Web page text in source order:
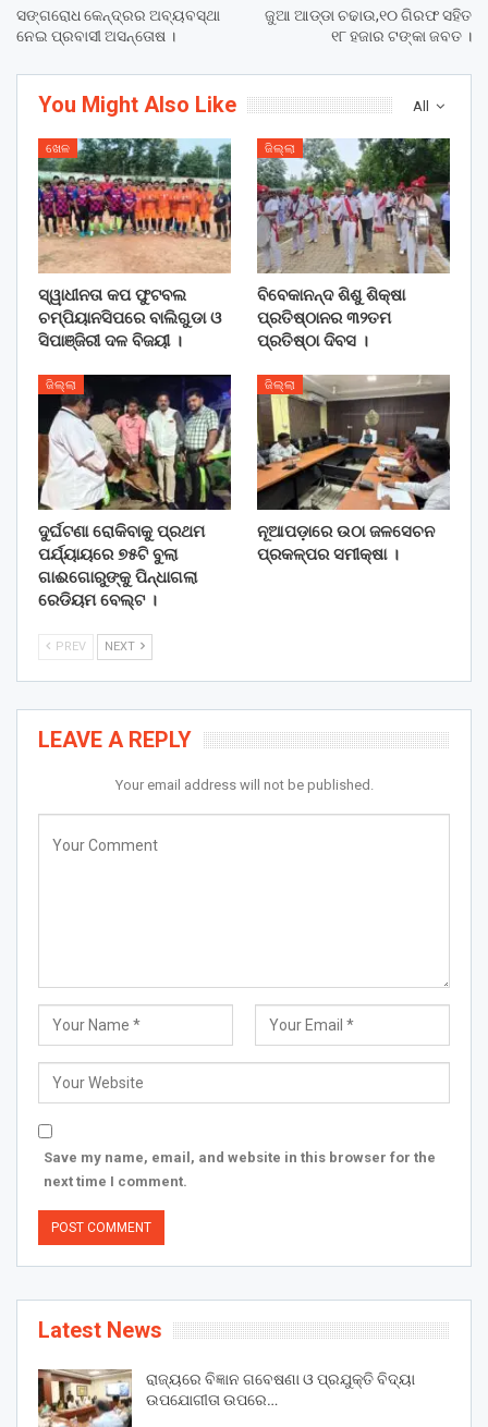
ସଙ୍ଗରୋଧ କେନ୍ଦ୍ରର ଅବ୍ୟବସ୍ଥା
ନେଇ ପ୍ରବାସୀ ଅସନ୍ତୋଷ ।
ଜୁଆ ଆଡ୍ଡା ଚଢାଉ,୧୦ ଗିରଫ ସହିତ
୧୮ ହଜାର ଟଙ୍କା ଜବତ ।
All
You Might Also Like
ଖେଳ
ସ୍ୱାଧୀନତା କପ ଫୁଟବଲ
ଚମ୍ପିୟାନସିପରେ ବାଲିଗୁଡା ଓ
ସିପାଞ୍ଜିରୀ ଦଳ ବିଜୟୀ ।
ଜିଲ୍ଲା
ବିବେକାନନ୍ଦ ଶିଶୁ ଶିକ୍ଷା
ପ୍ରତିଷ୍ଠାନର ୩୨ତମ
ପ୍ରତିଷ୍ଠା ଦିବସ ।
ଜିଲ୍ଲା
ଦୁର୍ଘଟଣା ରୋକିବାକୁ ପ୍ରଥମ
ପର୍ଯ୍ୟାୟରେ ୭୫ଟି ବୁଲା
ଗାଈଗୋରୁଙ୍କୁ ପିନ୍ଧାଗଲା
ରେଡିୟମ ବେଲ୍ଟ ।
ଜିଲ୍ଲା
ନୂଆପଡ଼ାରେ ଉଠା ଜଳସେଚନ
ପ୍ରକଳ୍ପର ସମୀକ୍ଷା ।
PREV NEXT
LEAVE A REPLY
Your email address will not be published.
Save my name, email, and website in this browser for the
next time I comment.
Latest News
ରାଜ୍ୟରେ ବିଜ୍ଞାନ ଗବେଷଣା ଓ ପ୍ରଯୁକ୍ତି ବିଦ୍ୟା
ଉପଯୋଗୀତା ଉପରେ…